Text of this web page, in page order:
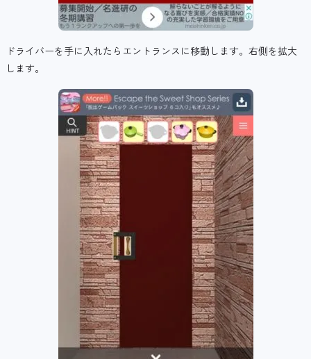
ドライバーを手に入れたらエントランスに移動します。右側を拡大
します。